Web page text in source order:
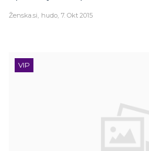
Ženska.si hudo 7. Okt 2015
VIP